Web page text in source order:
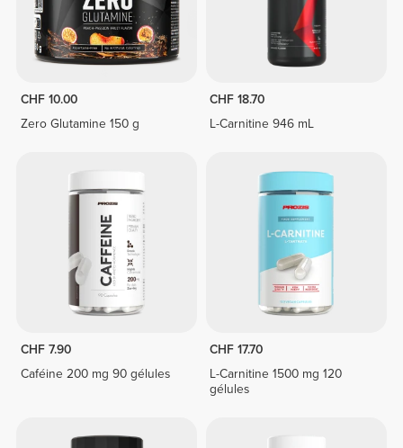
CHF 10.00
Zero Glutamine 150 g
CHF 18.70
L-Carnitine 946 mL
CHF 7.90
Caféine 200 mg 90 gélules
CHF 17.70
L-Carnitine 1500 mg 120
gélules